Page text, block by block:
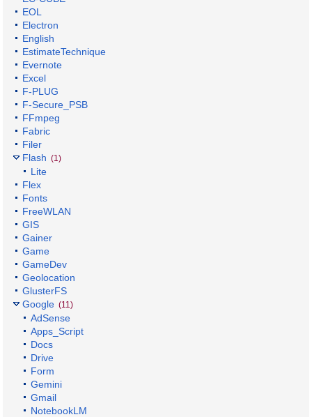
EOL
Electron
English
EstimateTechnique
Evernote
Excel
F-PLUG
F-Secure_PSB
FFmpeg
Fabric
Filer
Flash (1)
Lite
Flex
Fonts
FreeWLAN
GIS
Gainer
Game
GameDev
Geolocation
GlusterFS
Google (11)
AdSense
Apps_Script
Docs
Drive
Form
Gemini
Gmail
NotebookLM